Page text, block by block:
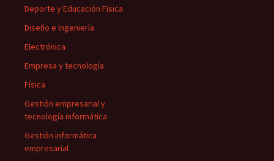
Deporte y Educación Física
Diseño e Ingeniería
Electrónica
Empresa y tecnología
Física
Gestión empresarial y
tecnología informática
Gestión informática
empresarial